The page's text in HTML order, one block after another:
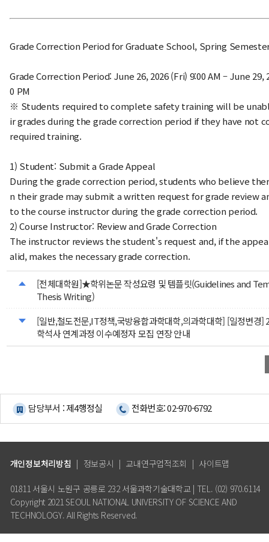
Grade Correction Period for Graduate School, Spring
Grade Correction Period: June 26, 2026 (Fri) 9:00 AM – June 29,
0 PM
※ Students required to complete safety training will be
ir grades during the grade correction period if they have not
required training.
1) Student: Submit a Grade Appeal
During the grade correction period, students who believe
n their grade may submit a written request for grade review
to the course instructor during the grade correction period.
2) Course Instructor: Review and Grade Correction
The instructor reviews the student's request and, if the
alid, makes the necessary grade correction.
[전체대학원]★학위논문 작성요령 및 템플릿(Guidelines and
Thesis Writing)
[일반,철도전문,IT정책,국방융합과학대학,의과학대학] [일정변경]
학석사 연계과정 이수예정자 모집 연장 안내
담당부서 : 제4행정실 전화번호: 02-970-6792
개인정보처리방침 | 정보공시 | 교내연구업적조회 | 사이트맵
01811 서울시 노원구 공릉로 232 서울과학기술대학교 | TEL. (02) 970.6114
Copyright 2021 SEOUL NATIONAL UNIVERSITY OF SCIENCE AND
TECHNOLOGY. All Rights Reserved.